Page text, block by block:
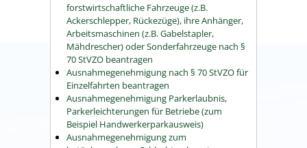
forstwirtschaftliche Fahrzeuge (z.B.
Ackerschlepper, Rückezüge), ihre Anhänger,
Arbeitsmaschinen (z.B. Gabelstapler,
Mähdrescher) oder Sonderfahrzeuge nach §
70 StVZO beantragen
Ausnahmegenehmigung nach § 70 StVZO für
Einzelfahrten beantragen
Ausnahmegenehmigung Parkerlaubnis,
Parkerleichterungen für Betriebe (zum
Beispiel Handwerkerparkausweis)
Ausnahmegenehmigung zum